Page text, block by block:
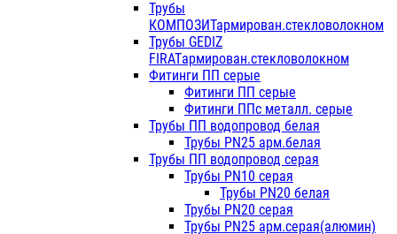
Трубы
КОМПОЗИТармирован.стекловолокном
Трубы GEDIZ
FIRATармирован.стекловолокном
Фитинги ПП серые
Фитинги ПП серые
Фитинги ППс металл. серые
Трубы ПП водопровод белая
Трубы PN25 арм.белая
Трубы ПП водопровод серая
Трубы PN10 серая
Трубы PN20 белая
Трубы PN20 серая
Трубы PN25 арм.серая(алюмин)